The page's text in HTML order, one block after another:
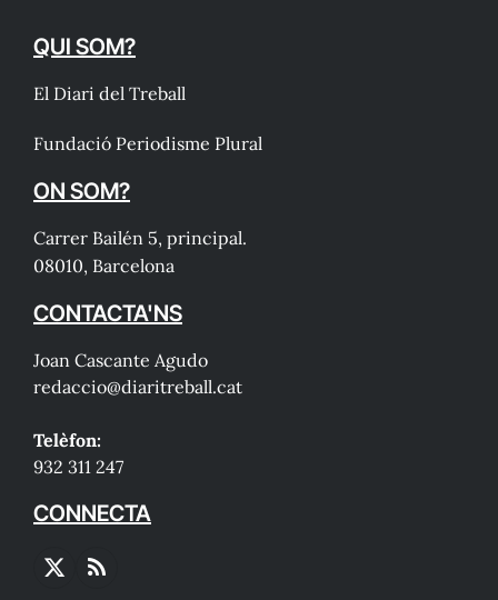
QUI SOM?
El Diari del Treball
Fundació Periodisme Plural
ON SOM?
Carrer Bailén 5, principal.
08010, Barcelona
CONTACTA'NS
Joan Cascante Agudo
redaccio@diaritreball.cat
Telèfon:
932 311 247
CONNECTA
X
RSS